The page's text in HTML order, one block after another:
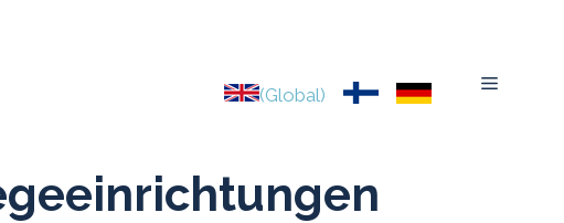
Menu
(Global)